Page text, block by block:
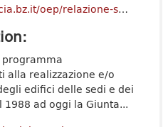
distrettuale.asp?rels_tfl=3xe7ZO20NKYnWXJvng0rpqv-jGiRst8C
programma
alla realizzazione e/o
edifici delle sedi e dei
ad oggi la Giunta...